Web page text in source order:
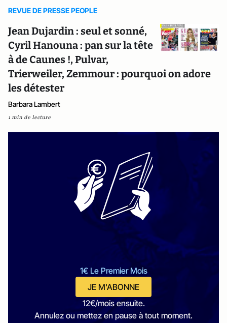
REVUE DE PRESSE PEOPLE
Jean Dujardin : seul et sonné,
Cyril Hanouna : pan sur la tête
à de Caunes !, Pulvar,
Trierweiler, Zemmour : pourquoi on adore
les détester
Barbara Lambert
1 min de lecture
1€ Le Premier Mois
JE M'ABONNE
12€/mois ensuite.
Annulez ou mettez en pause à tout moment.